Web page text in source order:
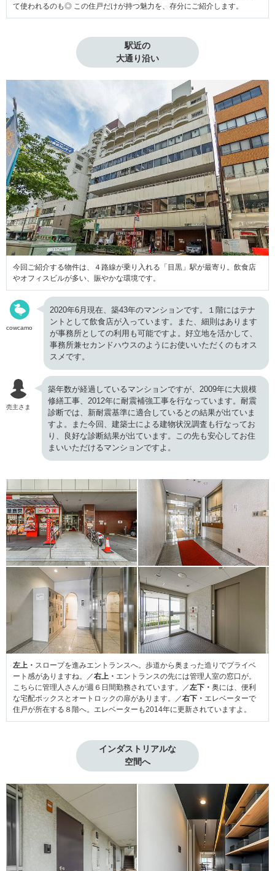
て使われるのも◎ この住戸だけが持つ魅力を、存分にご紹介します。
駅近の
大通り沿い
今回ご紹介する物件は、４路線が乗り入れる「目黒」駅が最寄り。飲食店
やオフィスビルが多い、賑やかな環境です。
cowcamo
2020年6月現在、築43年のマンションです。１階にはテナ
ントとして飲食店が入っています。また、細則はあります
が事務所としての利用も可能ですよ。好立地を活かして、
事務所兼セカンドハウスのようにお使いいただくのもオス
スメです。
売主さま
築年数が経過しているマンションですが、2009年に大規模
修繕工事、2012年に耐震補強工事を行なっています。耐震
診断では、新耐震基準に適合しているとの結果が出ていま
すよ。また今回、建築士による建物状況調査も行なってお
り、良好な診断結果が出ています。この先も安心してお住
まいいただけるマンションですよ。
左上・ スロープを進みエントランスへ。歩道から奥まった造りでプライベ
ート感がありますね。／右上・ エントランスの先には管理人室の窓口が。
こちらに管理人さんが週６日間勤務されています。／左下・ 奥には、便利
な宅配ボックスとオートロックの扉があります。／右下・ エレベーターで
住戸が所在する８階へ。エレベーターも2014年に更新されていますよ。
インダストリアルな
空間へ